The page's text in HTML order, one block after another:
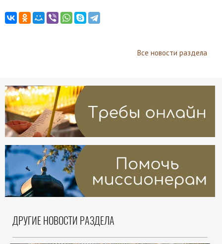
Все новости раздела
ДРУГИЕ НОВОСТИ РАЗДЕЛА